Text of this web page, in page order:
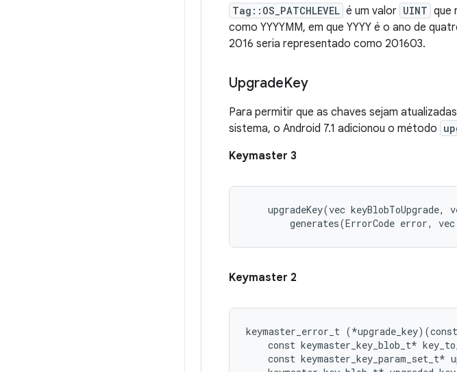
Tag::OS_PATCHLEVEL é um valor UINT que
como YYYYMM, em que YYYY é o ano de
2016 seria representado como 201603.
UpgradeKey
Para permitir que as chaves sejam
sistema, o Android 7.1 adicionou o método
Keymaster 3
upgradeKey(vec keyBlobToUpgrade,
Keymaster 2
keymaster_error_t
const keymaster_key_blob_t*
const keymaster_key_param_set_t*